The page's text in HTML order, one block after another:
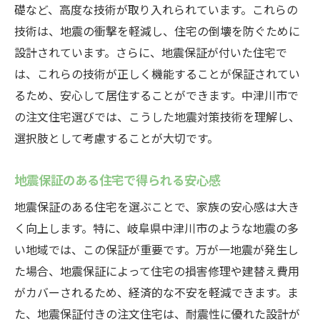
礎など、高度な技術が取り入れられています。これらの
技術は、地震の衝撃を軽減し、住宅の倒壊を防ぐために
設計されています。さらに、地震保証が付いた住宅で
は、これらの技術が正しく機能することが保証されてい
るため、安心して居住することができます。中津川市で
の注文住宅選びでは、こうした地震対策技術を理解し、
選択肢として考慮することが大切です。
地震保証のある住宅で得られる安心感
地震保証のある住宅を選ぶことで、家族の安心感は大き
く向上します。特に、岐阜県中津川市のような地震の多
い地域では、この保証が重要です。万が一地震が発生し
た場合、地震保証によって住宅の損害修理や建替え費用
がカバーされるため、経済的な不安を軽減できます。ま
た、地震保証付きの注文住宅は、耐震性に優れた設計が